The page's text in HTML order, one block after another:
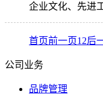
企业文化、先进
首页前一页1 2后
公司业务
品牌管理